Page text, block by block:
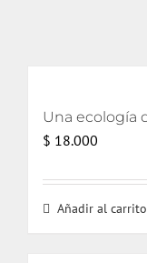
$ 18.000
Añadir al carrito